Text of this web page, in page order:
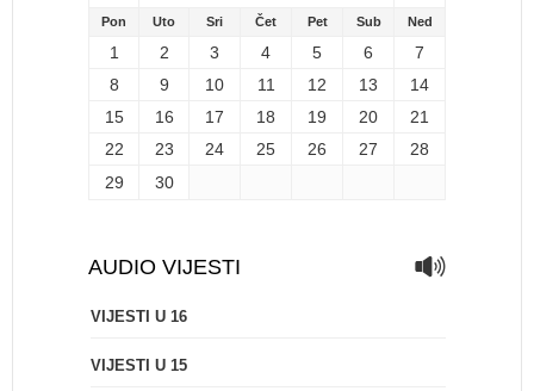
Pon Uto Sri Čet Pet Sub Ned
1 2 3 4 5 6
7
8
9 10 11 12 13
14
15
16 17 18 19 20
21
22
23 24 25 26 27
28
29
30
AUDIO VIJESTI
VIJESTI U 16
VIJESTI U 15